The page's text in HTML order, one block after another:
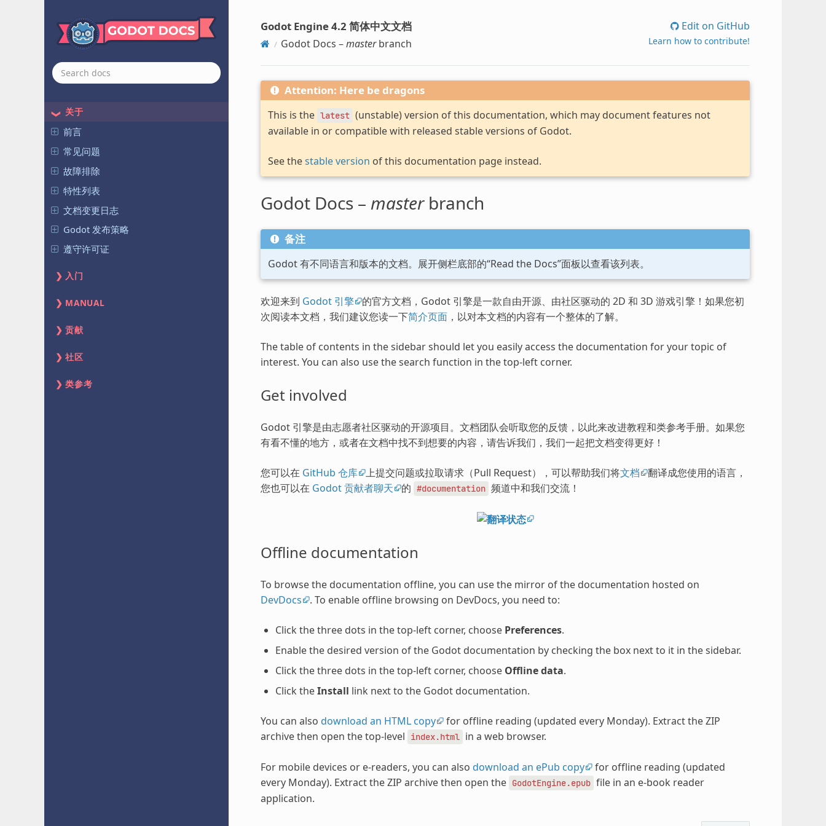
关于
前言
常见问题
故障排除
特性列表
文档变更日志
Godot 发布策略
遵守许可证
入门
MANUAL
贡献
社区
类参考
Godot Engine 4.2 简体中文文档
Godot Docs –masterbranch
Edit on GitHub
Learn how to contribute!
Attention: Here be dragons
This is the latest (unstable) version of this documentation, which may document features not
available in or compatible with released stable versions of Godot.
See thestable version of this documentation page instead.
Godot Docs – masterbranch
备注
Godot 有不同语言和版本的文档。展开侧栏底部的“Read the Docs”面板以查看该列表。
欢迎来到 Godot 引擎 的官方文档，Godot 引擎是一款自由开源、由社区驱动的 2D 和 3D 游戏引擎！如果您初
次阅读本文档，我们建议您读一下简介页面，以对本文档的内容有一个整体的了解。
The table of contents in the sidebar should let you easily access the documentation for your topic of
interest. You can also use the search function in the top-left corner.
Get involved
Godot 引擎是由志愿者社区驱动的开源项目。文档团队会听取您的反馈，以此来改进教程和类参考手册。如果您
有看不懂的地方，或者在文档中找不到想要的内容，请告诉我们，我们一起把文档变得更好！
您可以在 GitHub 仓库 上提交问题或拉取请求（Pull Request），可以帮助我们将文档
翻译成您使用的语言，
您也可以在 Godot 贡献者聊天 的 #documentation 频道中和我们交流！
Offline documentation
To browse the documentation offline, you can use the mirror of the documentation hosted on
DevDocs
. To enable offline browsing on DevDocs, you need to:
Click the three dots in the top-left corner, choose Preferences.
Enable the desired version of the Godot documentation by checking the box next to it in the sidebar.
Click the three dots in the top-left corner, choose Offline data.
Click theInstall link next to the Godot documentation.
You can also download an HTML copy for offline reading (updated every Monday). Extract the ZIP
archive then open the top-level
index.html in a web browser.
For mobile devices or e-readers, you can also download an ePub copy for offline reading (updated
every Monday). Extract the ZIP archive then open the GodotEngine.epub file in an e-book reader
application.